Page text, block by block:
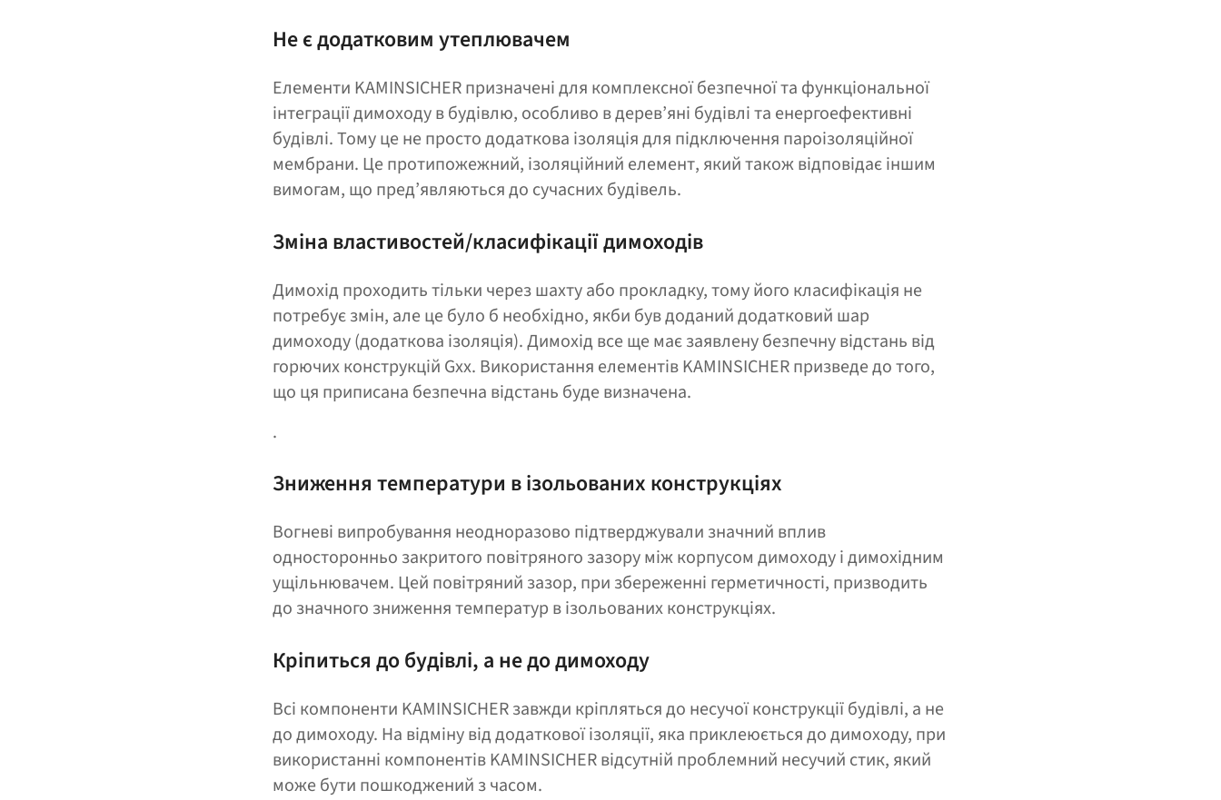
Не є додатковим утеплювачем
Елементи KAMINSICHER призначені для комплексної безпечної та функціональної
інтеграції димоходу в будівлю, особливо в дерев’яні будівлі та енергоефективні
будівлі. Тому це не просто додаткова ізоляція для підключення пароізоляційної
мембрани. Це протипожежний, ізоляційний елемент, який також відповідає іншим
вимогам, що пред’являються до сучасних будівель.
Зміна властивостей/​​класифікації димоходів
Димохід проходить тільки через шахту або прокладку, тому його класифікація не
потребує змін, але це було б необхідно, якби був доданий додатковий шар
димоходу (додаткова ізоляція). Димохід все ще має заявлену безпечну відстань від
горючих конструкцій Gxx. Використання елементів KAMINSICHER призведе до того,
що ця приписана безпечна відстань буде визначена.
.
Зниження температури в ізольованих конструкціях
Вогневі випробування неодноразово підтверджували значний вплив
односторонньо закритого повітряного зазору між корпусом димоходу і димохідним
ущільнювачем. Цей повітряний зазор, при збереженні герметичності, призводить
до значного зниження температур в ізольованих конструкціях.
Кріпиться до будівлі, а не до димоходу
Всі компоненти KAMINSICHER завжди кріпляться до несучої конструкції будівлі, а не
до димоходу. На відміну від додаткової ізоляції, яка приклеюється до димоходу, при
використанні компонентів KAMINSICHER відсутній проблемний несучий стик, який
може бути пошкоджений з часом.